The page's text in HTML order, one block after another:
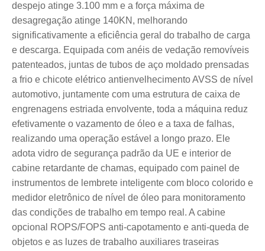
despejo atinge 3.100 mm e a força máxima de
desagregação atinge 140KN, melhorando
significativamente a eficiência geral do trabalho de carga
e descarga. Equipada com anéis de vedação removíveis
patenteados, juntas de tubos de aço moldado prensadas
a frio e chicote elétrico antienvelhecimento AVSS de nível
automotivo, juntamente com uma estrutura de caixa de
engrenagens estriada envolvente, toda a máquina reduz
efetivamente o vazamento de óleo e a taxa de falhas,
realizando uma operação estável a longo prazo. Ele
adota vidro de segurança padrão da UE e interior de
cabine retardante de chamas, equipado com painel de
instrumentos de lembrete inteligente com bloco colorido e
medidor eletrônico de nível de óleo para monitoramento
das condições de trabalho em tempo real. A cabine
opcional ROPS/FOPS anti-capotamento e anti-queda de
objetos e as luzes de trabalho auxiliares traseiras